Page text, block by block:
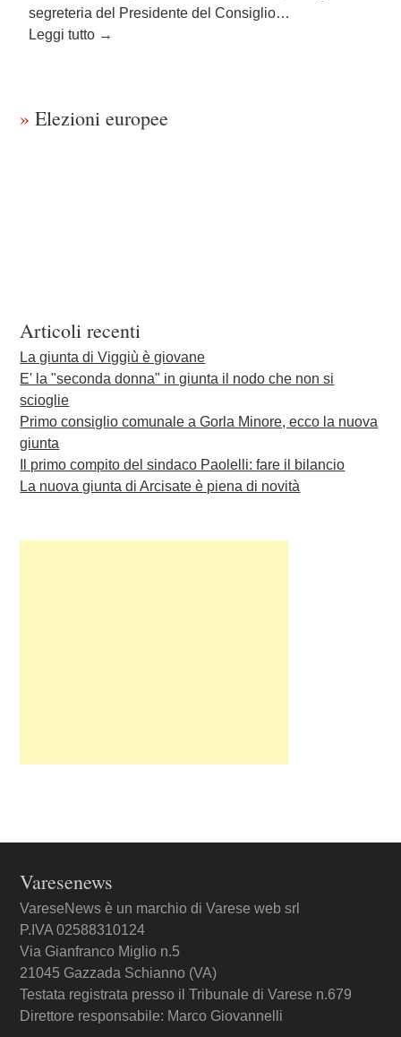
segreteria del Presidente del Consiglio…
Leggi tutto →
» Elezioni europee
Articoli recenti
La giunta di Viggiù è giovane
E' la "seconda donna" in giunta il nodo che non si
scioglie
Primo consiglio comunale a Gorla Minore, ecco la nuova
giunta
Il primo compito del sindaco Paolelli: fare il bilancio
La nuova giunta di Arcisate è piena di novità
Varesenews
VareseNews è un marchio di Varese web srl
P.IVA 02588310124
Via Gianfranco Miglio n.5
21045 Gazzada Schianno (VA)
Testata registrata presso il Tribunale di Varese n.679
Direttore responsabile: Marco Giovannelli